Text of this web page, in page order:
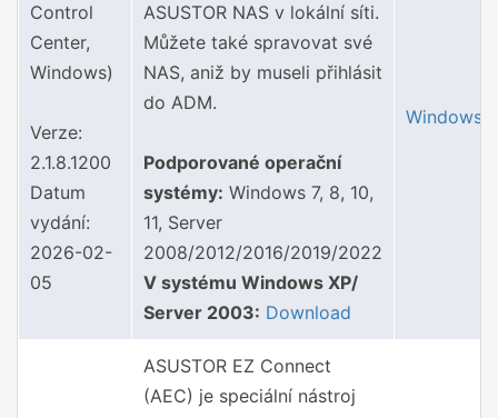
Control
Center,
Windows)
Verze:
2.1.8.1200
Datum
vydání:
2026-02-
05
ASUSTOR NAS v lokální síti.
Můžete také spravovat své
NAS, aniž by museli přihlásit
do ADM.
Podporované operační
systémy: Windows 7, 8, 10,
11, Server
2008/2012/2016/2019/2022
V systému Windows XP/
Server 2003: Download
Windows
ASUSTOR EZ Connect
(AEC) je speciální nástroj